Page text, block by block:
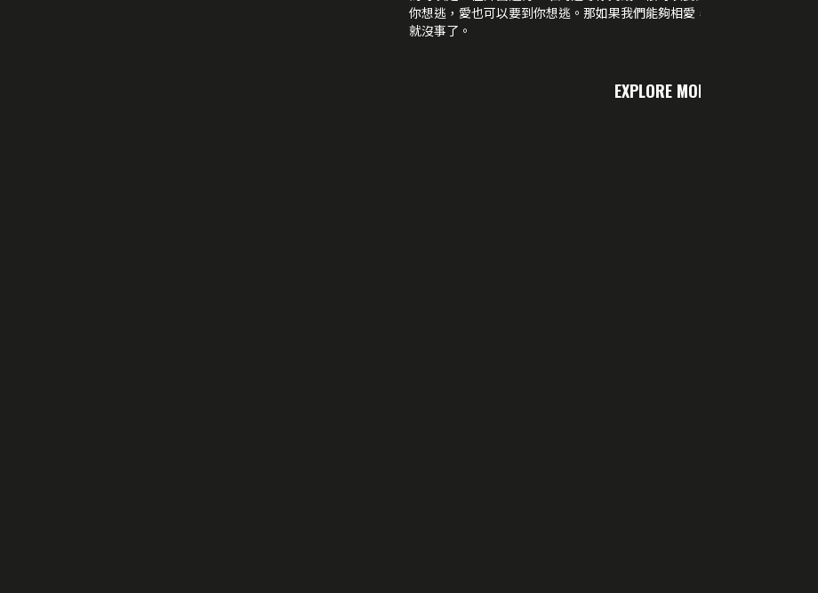
你想逃，愛也可以要到你想逃。那如果我們能夠相愛，
就沒事了。
EXPLORE MORE